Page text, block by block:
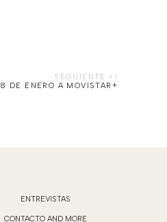
DE ENERO A MOVISTAR+
ENTREVISTAS
CONTACTO AND MORE